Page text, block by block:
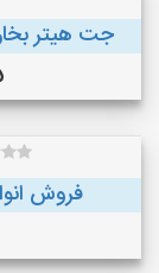
جت هیتر
فروش